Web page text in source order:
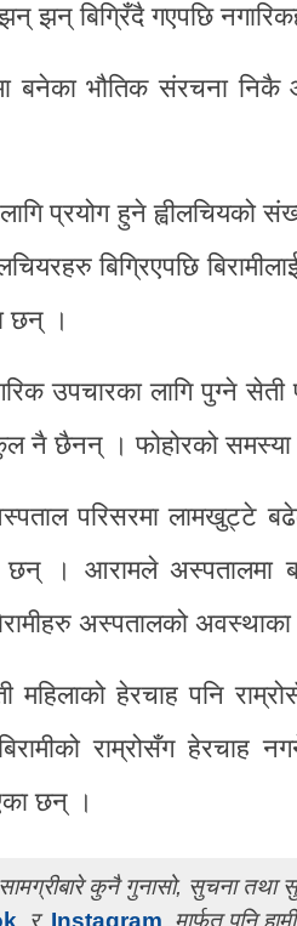
झन् बिग्रिँदै गएपछि
बनेका भौतिक संरचना
लागि प्रयोग हुने
बिग्रिएपछि
छन् ।
उपचारका लागि पुग्ने
नै छैनन् । फोहोरको
परिसरमा लामखुट्टे
। आरामले अस्पतालमा
अस्पतालको
महिलाको हेरचाह पनि
राम्रोसँग हेरचाह
छन् ।
कुनै गुनासो, सुचना तथा